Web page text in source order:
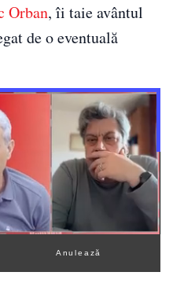
Orban, îi taie avântul
de o eventuală
Anulează